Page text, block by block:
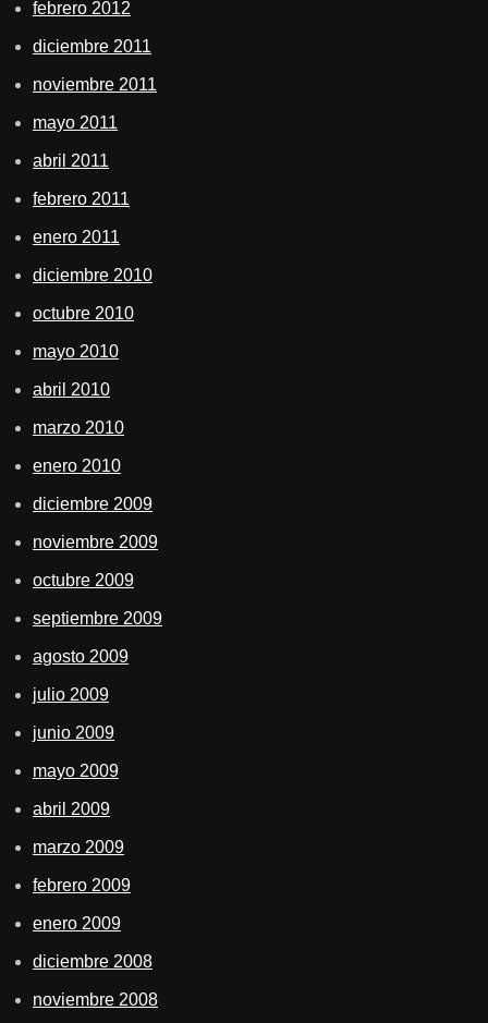
febrero 2012
diciembre 2011
noviembre 2011
mayo 2011
abril 2011
febrero 2011
enero 2011
diciembre 2010
octubre 2010
mayo 2010
abril 2010
marzo 2010
enero 2010
diciembre 2009
noviembre 2009
octubre 2009
septiembre 2009
agosto 2009
julio 2009
junio 2009
mayo 2009
abril 2009
marzo 2009
febrero 2009
enero 2009
diciembre 2008
noviembre 2008